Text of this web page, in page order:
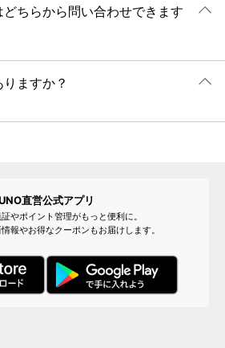
ちらから問い合わせできます
ますか？
直営公式アプリ
やポイント管理がもっと便利に。
報やお得なクーポンもお届けします。